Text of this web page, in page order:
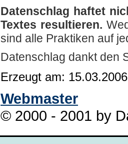
Datenschlag haftet
Textes resultieren.
sind alle Praktiken auf
Datenschlag dankt den
Erzeugt am: 15.03.2006
Webmaster
© 2000 - 2001 by